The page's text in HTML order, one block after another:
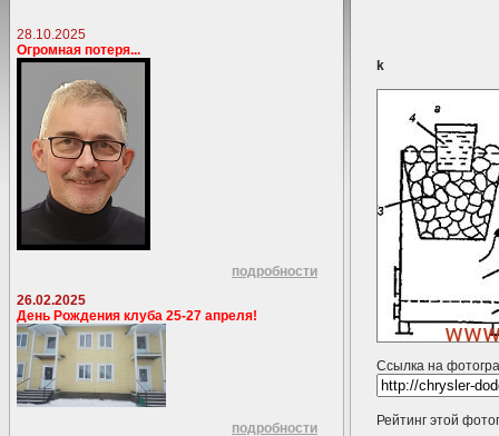
28.10.2025
Огромная потеря...
подробности
26.02.2025
День Рождения клуба 25-27 апреля!
подробности
k
Ссылка на
Рейтинг этой